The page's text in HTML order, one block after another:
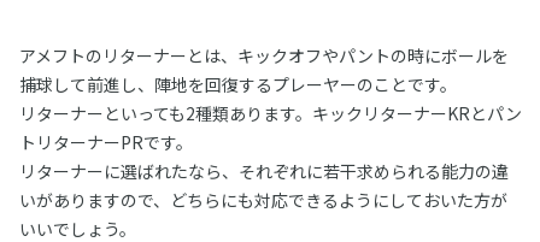
アメフトのリターナーとは、キックオフやパントの時にボールを
捕球して前進し、陣地を回復するプレーヤーのことです。
リターナーといっても2種類あります。キックリターナーKRとパン
トリターナーPRです。
リターナーに選ばれたなら、それぞれに若干求められる能力の違
いがありますので、どちらにも対応できるようにしておいた方が
いいでしょう。